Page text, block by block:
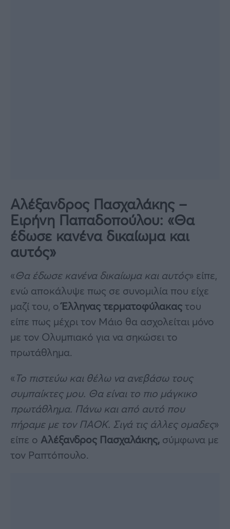
Αλέξανδρος Πασχαλάκης –
Ειρήνη Παπαδοπούλου: «Θα
έδωσε κανένα δικαίωμα και
αυτός»
«Θα έδωσε κανένα δικαίωμα και αυτός» είπε,
ενώ αποκάλυψε πως σε συνομιλία που είχε
μαζί του, οΈλληνας τερματοφύλακαςτου
είπε πως μέχρι τον Μάιο θα ασχολείται μόνο
με τον Ολυμπιακό για να σηκώσει το
πρωτάθλημα.
«Το πιστεύω και θέλω να ανεβάσω τους
συμπαίκτες μου. Θα είναι το πιο μάγκικο
πρωτάθλημα. Πάνω και από αυτό που
πήραμε με τον ΠΑΟΚ. Σιγά τις άλλες ομαδες»
είπε ο Αλέξανδρος Πασχαλάκης, σύμφωνα με
τον Ραπτόπουλο.